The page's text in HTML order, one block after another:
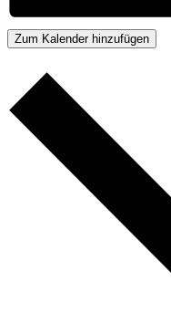
Zum Kalender hinzufügen